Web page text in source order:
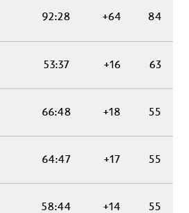
92:28 +64 84
53:37 +16 63
66:48 +18 55
64:47 +17 55
58:44 +14 55